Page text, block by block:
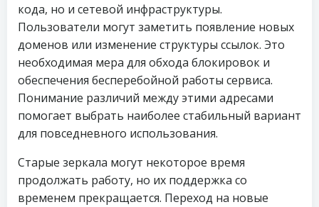
кода, но и сетевой инфраструктуры.
Пользователи могут заметить появление новых
доменов или изменение структуры ссылок. Это
необходимая мера для обхода блокировок и
обеспечения бесперебойной работы сервиса.
Понимание различий между этими адресами
помогает выбрать наиболее стабильный вариант
для повседневного использования.
Старые зеркала могут некоторое время
продолжать работу, но их поддержка со
временем прекращается. Переход на новые